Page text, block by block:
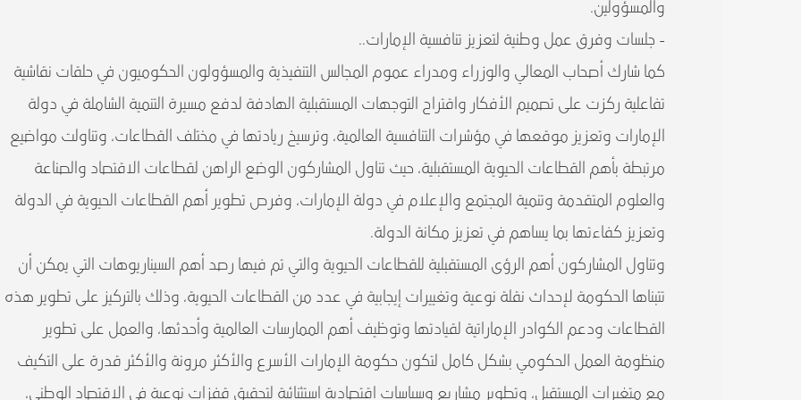
والمسؤولين.
- جلسات وفرق عمل وطنية لتعزيز تنافسية الإمارات..
كما شارك أصحاب المعالي والوزراء ومدراء عموم المجالس التنفيذية والمسؤولون الحكوميون في حلقات نقاشية
تفاعلية ركزت على تصميم الأفكار واقتراح التوجهات المستقبلية الهادفة لدفع مسيرة التنمية الشاملة في دولة
الإمارات وتعزيز موقعها في مؤشرات التنافسية العالمية، وترسيخ ريادتها في مختلف القطاعات، وتناولت مواضيع
مرتبطة بأهم القطاعات الحيوية المستقبلية، حيث تناول المشاركون الوضع الراهن لقطاعات الاقتصاد والصناعة
والعلوم المتقدمة وتنمية المجتمع والإعلام في دولة الإمارات، وفرص تطوير أهم القطاعات الحيوية في الدولة
وتعزيز كفاءتها بما يساهم في تعزيز مكانة الدولة.
وتناول المشاركون أهم الرؤى المستقبلية للقطاعات الحيوية والتي تم فيها رصد أهم السيناريوهات التي يمكن أن
تتبناها الحكومة لإحداث نقلة نوعية وتغييرات إيجابية في عدد من القطاعات الحيوية، وذلك بالتركيز على تطوير هذه
القطاعات ودعم الكوادر الإماراتية لقيادتها وتوظيف أهم الممارسات العالمية وأحدثها، والعمل على تطوير
منظومة العمل الحكومي بشكل كامل لتكون حكومة الإمارات الأسرع والأكثر مرونة والأكثر قدرة على التكيف
مع متغيرات المستقبل، وتطوير مشاريع وسياسات اقتصادية استثنائية لتحقيق قفزات نوعية في الاقتصاد الوطني،